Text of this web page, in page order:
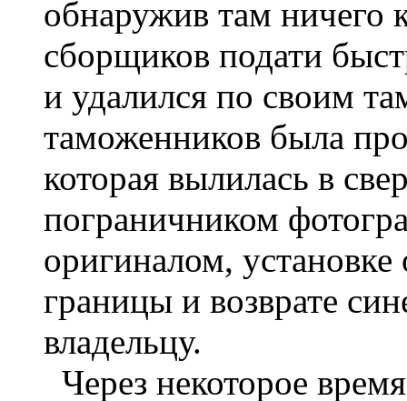
обнаружив там ничего
сборщиков подати
и удалился по своим
таможенников была
которая вылилась в
пограничником
оригиналом,
границы и возврате
владельцу.
Через некоторое